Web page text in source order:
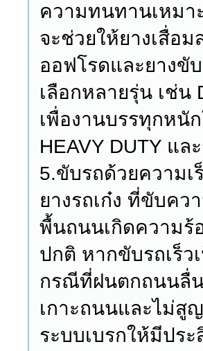
ความทนทานเหมา
จะช่วยให้ยางเสื่อ
ออฟโรดและยางขั
เลือกหลายรุ่น เช่น
เพื่องานบรรทุกหนั
HEAVY DUTY แล
5.ขับรถด้วยความเ
ยางรถเก๋ง ที่ขับคว
พื้นถนนเกิดความร้
ปกติ หากขับรถเร็ว
กรณีที่ฝนตกถนนลื่น
เกาะถนนและไม่สู
ระบบเบรกให้มีปร